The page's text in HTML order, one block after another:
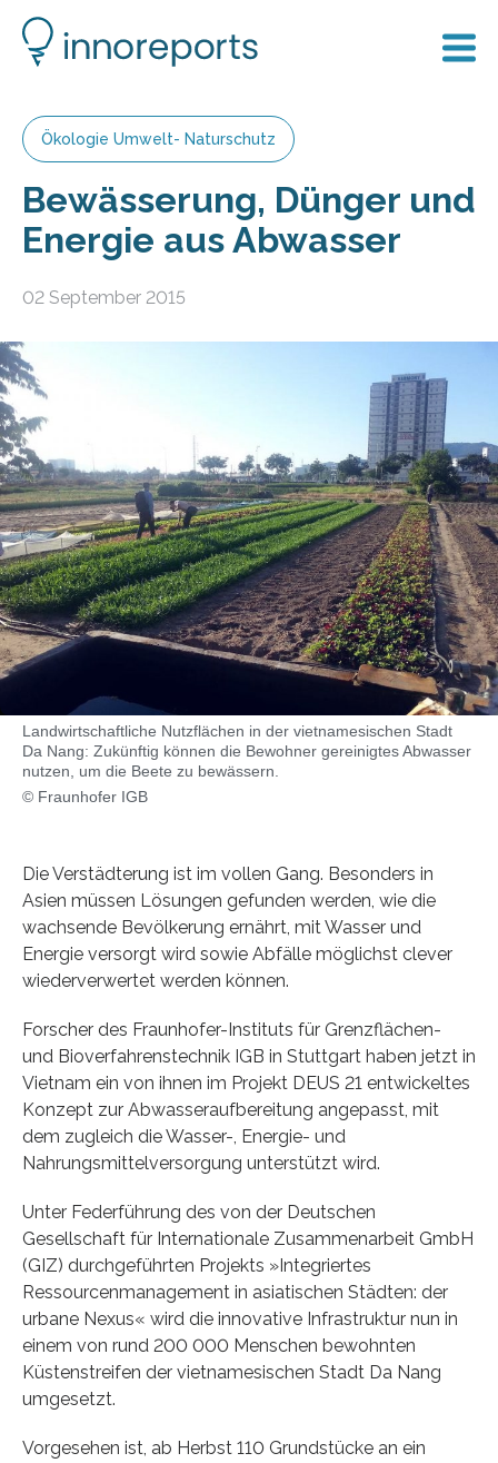
Ökologie Umwelt- Naturschutz
Bewässerung, Dünger und
Energie aus Abwasser
02 September 2015
Landwirtschaftliche Nutzflächen in der vietnamesischen Stadt
Da Nang: Zukünftig können die Bewohner gereinigtes Abwasser
nutzen, um die Beete zu bewässern.
© Fraunhofer IGB
Die Verstädterung ist im vollen Gang. Besonders in
Asien müssen Lösungen gefunden werden, wie die
wachsende Bevölkerung ernährt, mit Wasser und
Energie versorgt wird sowie Abfälle möglichst clever
wiederverwertet werden können.
Forscher des Fraunhofer-Instituts für Grenzflächen-
und Bioverfahrenstechnik IGB in Stuttgart haben jetzt in
Vietnam ein von ihnen im Projekt DEUS 21 entwickeltes
Konzept zur Abwasseraufbereitung angepasst, mit
dem zugleich die Wasser-, Energie- und
Nahrungsmittelversorgung unterstützt wird.
Unter Federführung des von der Deutschen
Gesellschaft für Internationale Zusammenarbeit GmbH
(GIZ) durchgeführten Projekts »Integriertes
Ressourcenmanagement in asiatischen Städten: der
urbane Nexus« wird die innovative Infrastruktur nun in
einem von rund 200 000 Menschen bewohnten
Küstenstreifen der vietnamesischen Stadt Da Nang
umgesetzt.
Vorgesehen ist, ab Herbst 110 Grundstücke an ein